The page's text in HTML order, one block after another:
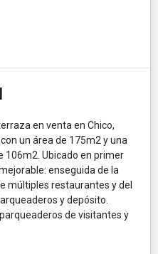
en venta en Chico,
un área de 175m2 y una
Ubicado en primer
enseguida de la
múltiples restaurantes y del
y depósito.
de visitantes y